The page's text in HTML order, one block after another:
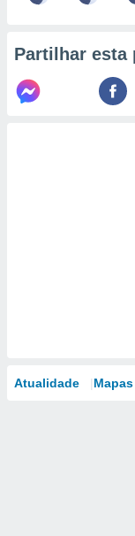
Partilhar esta
Atualidade